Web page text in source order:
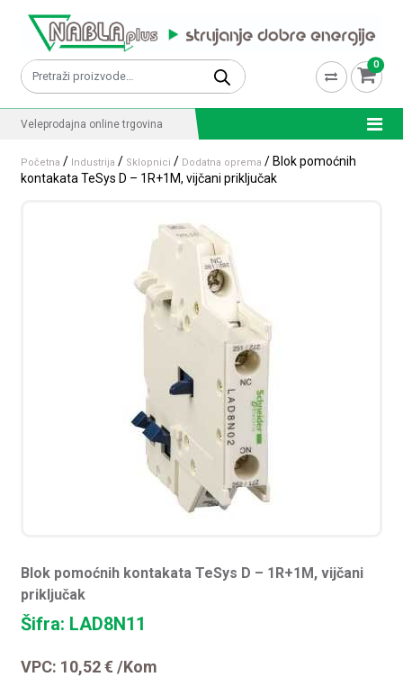
Pretraži: 0
Veleprodajna online trgovina
Početna / Industrija / Sklopnici / Dodatna oprema / Blok pomoćnih
kontakata TeSys D – 1R+1M, vijčani priključak
Blok pomoćnih kontakata TeSys D – 1R+1M, vijčani
priključak
Šifra: LAD8N11
VPC: 10,52€ /Kom